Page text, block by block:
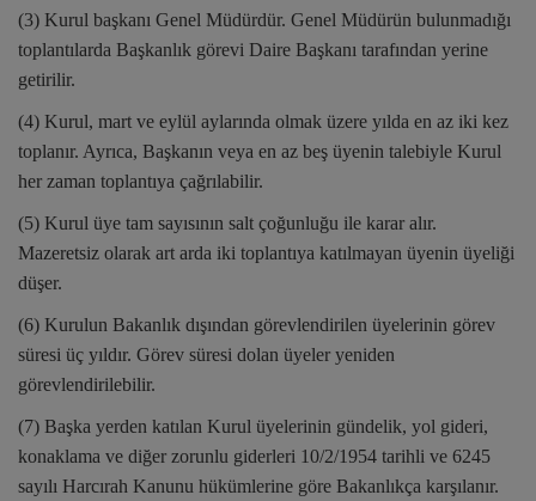
(3) Kurul başkanı Genel Müdürdür. Genel Müdürün bulunmadığı
toplantılarda Başkanlık görevi Daire Başkanı tarafından yerine
getirilir.
(4) Kurul, mart ve eylül aylarında olmak üzere yılda en az iki kez
toplanır. Ayrıca, Başkanın veya en az beş üyenin talebiyle Kurul
her zaman toplantıya çağrılabilir.
(5) Kurul üye tam sayısının salt çoğunluğu ile karar alır.
Mazeretsiz olarak art arda iki toplantıya katılmayan üyenin üyeliği
düşer.
(6) Kurulun Bakanlık dışından görevlendirilen üyelerinin görev
süresi üç yıldır. Görev süresi dolan üyeler yeniden
görevlendirilebilir.
(7) Başka yerden katılan Kurul üyelerinin gündelik, yol gideri,
konaklama ve diğer zorunlu giderleri 10/2/1954 tarihli ve 6245
sayılı Harcırah Kanunu hükümlerine göre Bakanlıkça karşılanır.